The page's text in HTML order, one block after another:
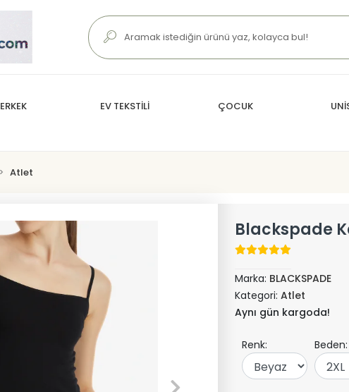
ERKEK EV TEKSTİLİ ÇOCUK
Atlet
Blackspade
Marka: BLACKSPADE
Kategori: Atlet
Aynı gün kargoda!
Renk: Beden: